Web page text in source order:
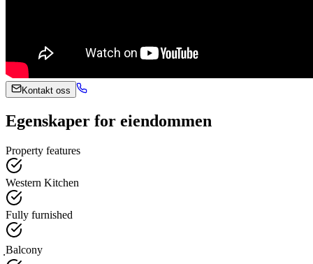
Kontakt oss
Egenskaper for eiendommen
Property features
Western Kitchen
Fully furnished
ฺBalcony